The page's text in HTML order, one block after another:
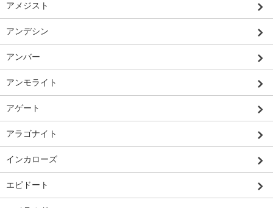
アメジスト
アンデシン
アンバー
アンモライト
アゲート
アラゴナイト
インカローズ
エピドート